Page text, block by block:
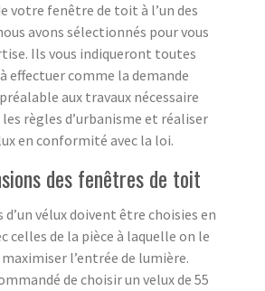
votre fenêtre de toit à l’un des
avons sélectionnés pour vous
Ils vous indiqueront toutes
effectuer comme la demande
aux travaux nécessaire
règles d’urbanisme et réaliser
en conformité avec la loi.
des fenêtres de toit
d’un vélux doivent être choisies en
celles de la pièce à laquelle on le
l’entrée de lumière.
de choisir un velux de 55